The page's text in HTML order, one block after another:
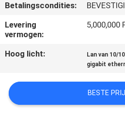
SITEMAP
PRIVACY
POLICY
Betalingscondities:
Levering
vermogen:
5,000,000
Hoog licht: Lan van 10/
gigabit
BESTE